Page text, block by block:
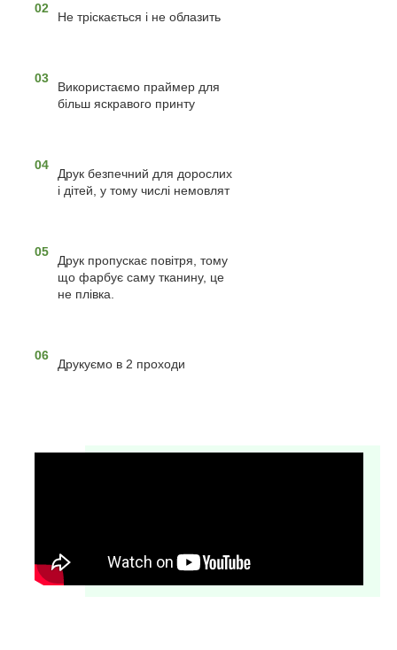
02
Не тріскається і не облазить
03
Використаємо праймер для
більш яскравого принту
04
Друк безпечний для дорослих
і дітей, у тому числі немовлят
05
Друк пропускає повітря, тому
що фарбує саму тканину, це
не плівка.
06
Друкуємо в 2 проходи